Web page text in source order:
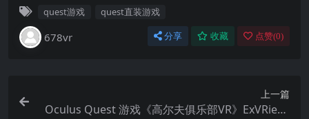
quest游戏 quest直装游戏
678vr 分享 收藏 点赞(0)
上一篇
Oculus Quest 游戏《高尔夫俱乐部VR》ExVRienc